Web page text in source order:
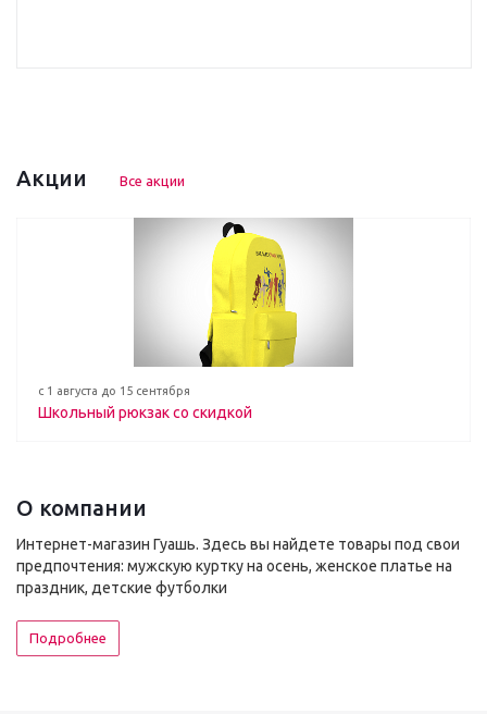
Акции Все акции
с 1 августа до 15 сентября
Школьный рюкзак со скидкой
О компании
Интернет-магазин Гуашь. Здесь вы найдете товары под свои
предпочтения: мужскую куртку на осень, женское платье на
праздник, детские футболки
Подробнее